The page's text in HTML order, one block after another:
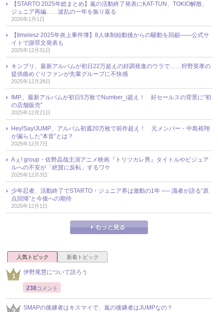
【STARTO 2025年総まとめ】嵐の活動終了発表にKAT-TUN、TOKIO解散、
ジュニア再編……波乱の一年を振り返る
2026年1月1日
【timelesz 2025年炎上事件簿】8人体制始動後からの騒動を回顧――公式サ
イトで謝罪文発表も
2025年12月31日
キンプリ、最新アルバムが初日22万超えの好調発進のウラで……狩野英孝の
提供曲めぐりファンが先輩グループに不快感
2025年12月28日
IMP.、最新アルバムが初日5万枚でNumber_i超え！ 好セールスの背景に“初
の店舗販売”
2025年12月21日
Hey!Say!JUMP、アルバム初週20万枚で前作超え！ 元メンバー・中島裕翔
が漏らした“本音”とは？
2025年12月7日
Aぇ! group・佐野晶哉主演アニメ映画『トリツカレ男』タイトルやビジュア
ルへの不安が「絶賛に反転」するワケ
2025年12月3日
少年忍者、活動終了でSTARTO・ジュニア界は激動の1年 ── 識者が語る“原
点回帰”と今後への期待
2025年12月1日
人気トピック 新着トピック
伊野尾慧について語ろう
238コメント
SMAPの後継者はキスマイで、嵐の後継者はJUMPなの？